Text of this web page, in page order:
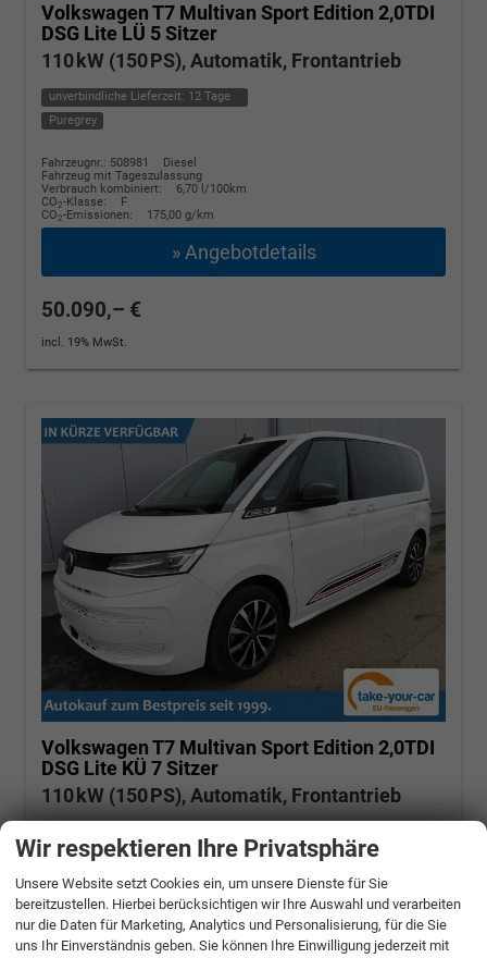
Volkswagen T7 Multivan Sport Edition 2,0TDI
DSG Lite LÜ 5 Sitzer
110 kW (150 PS), Automatik, Frontantrieb
unverbindliche Lieferzeit: 12 Tage
Puregrey
Fahrzeugnr.: 508981
Diesel
Fahrzeug mit Tageszulassung
Verbrauch kombiniert:
6,70 l/100km
CO2-Klasse:
F
CO2-Emissionen: 175,00 g/km
» Angebotdetails
50.090,– €
incl. 19% MwSt.
Volkswagen T7 Multivan Sport Edition 2,0TDI
DSG Lite KÜ 7 Sitzer
110 kW (150 PS), Automatik, Frontantrieb
Candyweiß
Fahrzeugnr.: 499321
Diesel
Fahrzeug mit Tageszulassung
Verbrauch kombiniert:
6,70 l/100km
CO
2 -Klasse:
CO 2-Emissionen: 175,00 g/km
Wir respektieren Ihre Privatsphäre
Unsere Website setzt Cookies ein, um unsere Dienste für Sie
bereitzustellen. Hierbei berücksichtigen wir Ihre Auswahl und verarbeiten
nur die Daten für Marketing, Analytics und Personalisierung, für die Sie
uns Ihr Einverständnis geben. Sie können Ihre Einwilligung jederzeit mit